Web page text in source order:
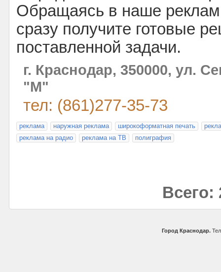
Обращаясь в наше
сразу получите готовые
поставленной задачи.
г. Краснодар, 350000, ул.
"М"
тел: (861)277-35-73
реклама наружная реклама широкоформатная печать
реклама на радио
реклама на ТВ полиграфия
Всего:
Город Краснодар.